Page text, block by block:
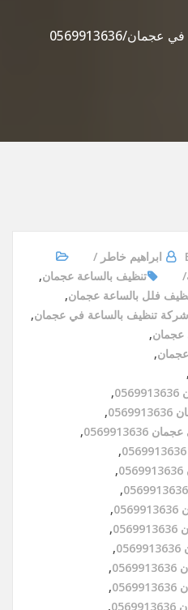
0569913636
ابراهيم خاطر
تنظيف بالساعة عجمان,
فلل بالساعة عجمان,
شركة تنظيف بالساعة في عجمان,
عجمان,
,
,
,
,
,
,
,
,
,
,
,
,
,
,